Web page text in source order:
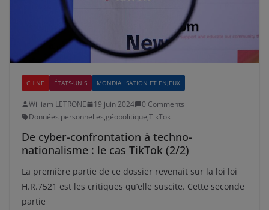
CHINE ÉTATS-UNIS MONDIALISATION ET ENJEUX
William LETRONE 19 juin 2024
0 Comments
Données personnelles,géopolitique,TikTok
De cyber-confrontation à techno-
nationalisme : le cas TikTok (2/2)
La première partie de ce dossier revenait sur la loi loi
H.R.7521 est les critiques qu’elle suscite. Cette seconde
partie